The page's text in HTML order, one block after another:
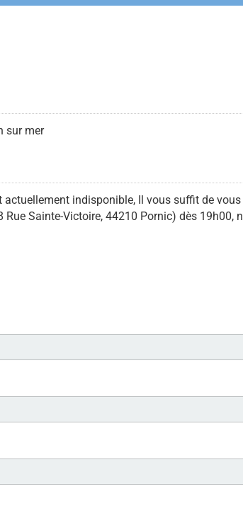
sur mer
indisponible, Il vous suffit de vous
Sainte-Victoire, 44210 Pornic) dès 19h00,